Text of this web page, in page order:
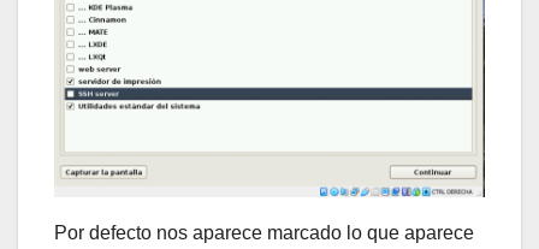
Por defecto nos aparece marcado lo que aparece